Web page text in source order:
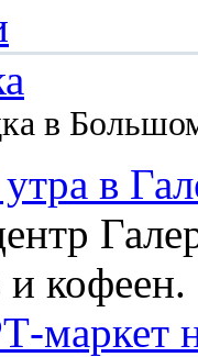
в
в
и кофеен.
маркет